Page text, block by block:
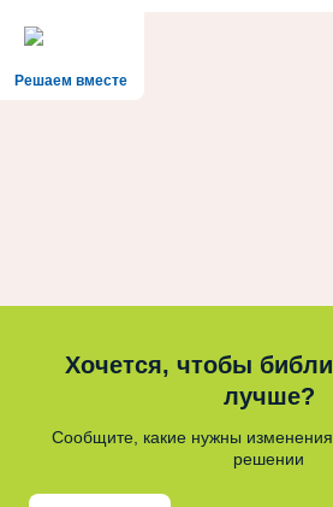
Решаем вместе
Хочется, чтобы
лучше?
Сообщите, какие нужны изменения
решении